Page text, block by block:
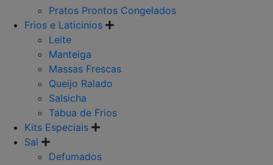
Pratos Prontos Congelados
Frios e Laticinios
Leite
Manteiga
Massas Frescas
Queijo Ralado
Salsicha
Tabua de Frios
Kits Especiais
Sal
Defumados